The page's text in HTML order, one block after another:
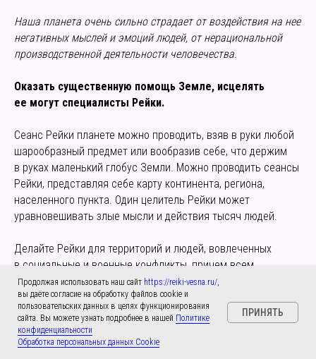
Наша планета очень сильно страдает от воздействия на нее
негативных мыслей и эмоций людей, от нерациональной
производственной деятельности человечества.
Оказать существенную помощь Земле, исцелять
ее могут специалисты Рейки.
Сеанс Рейки планете можно проводить, взяв в руки любой
шарообразный предмет или вообразив себе, что держим
в руках маленький глобус Земли. Можно проводить сеансы
Рейки, представляя себе карту континента, региона,
населенного пункта. Один целитель Рейки может
уравновешивать злые мысли и действия тысяч людей.
Делайте Рейки для территорий и людей, вовлеченных
в социальные и военные конфликты, причем всем
участникам этих конфликтов, например, и заложникам,
и захватившим их террористам. Так, Рейки поможет
разрядке сложных ситуаций.
Мы находимся в этом мире в начале новой эпохи. В это
Продолжая использовать наш сайт https://reiki-vesna.ru/,
вы даёте согласие на обработку файлов cookie и
пользовательских данных в целях функционирования
сайта. Вы можете узнать подробнее в нашей Политике
конфиденциальности
Обработка персональных данных Cookie
ПРИНЯТЬ